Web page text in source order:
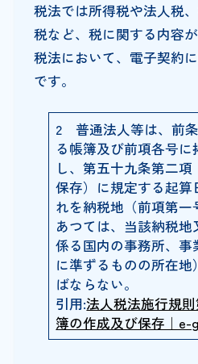
税法では所得税や法人税
税など、税に関する内容
税法において、電子契約
です。
2 普通法人等は、前
る帳簿及び前項各号
し、第五十九条第二
保存）に規定する起算
れを納税地（前項第一
あつては、当該納税地
係る国内の事務所、事
に準ずるものの所在
ばならない。
引用:法人税法施行規
簿の作成及び保存｜e-